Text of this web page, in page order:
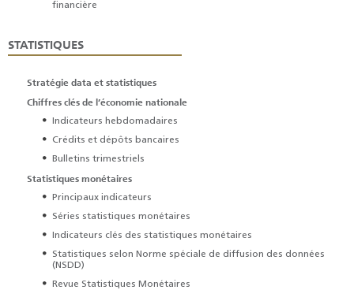
financière
STATISTIQUES
Stratégie data et statistiques
Chiffres clés de l’économie nationale
Indicateurs hebdomadaires
Crédits et dépôts bancaires
Bulletins trimestriels
Statistiques monétaires
Principaux indicateurs
Séries statistiques monétaires
Indicateurs clés des statistiques monétaires
Statistiques selon Norme spéciale de diffusion des données
(NSDD)
Revue Statistiques Monétaires